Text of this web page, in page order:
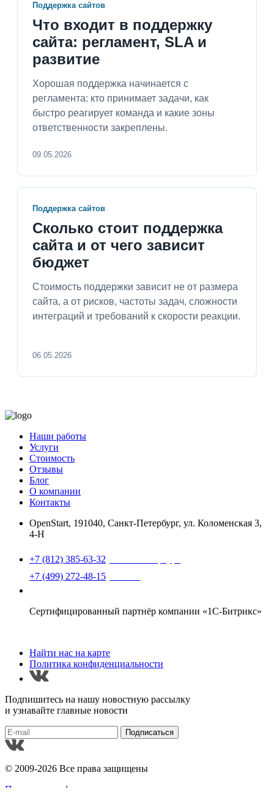
Поддержка сайтов
Что входит в поддержку
сайта: регламент, SLA и
развитие
Хорошая поддержка начинается с
регламента: кто принимает задачи, как
быстро реагирует команда и какие зоны
ответственности закреплены.
09.05.2026
Поддержка сайтов
Сколько стоит поддержка
сайта и от чего зависит
бюджет
Стоимость поддержки зависит не от размера
сайта, а от рисков, частоты задач, сложности
интеграций и требований к скорости реакции.
06.05.2026
Наши работы
Услуги
Стоимость
Отзывы
Блог
О компании
Контакты
OpenStart, 191040, Санкт-Петербург, ул. Коломенская 3,
4-Н
+7 (812) 385-63-32
+7 (499) 272-48-15
Сертифицированный партнёр компании «1С-Битрикс»
Найти нас на карте
Политика конфиденциальности
Подпишитесь на нашу новостную рассылку
и узнавайте главные новости
Подписаться
© 2009-2026 Все права защищены
Политика конфиденциальности